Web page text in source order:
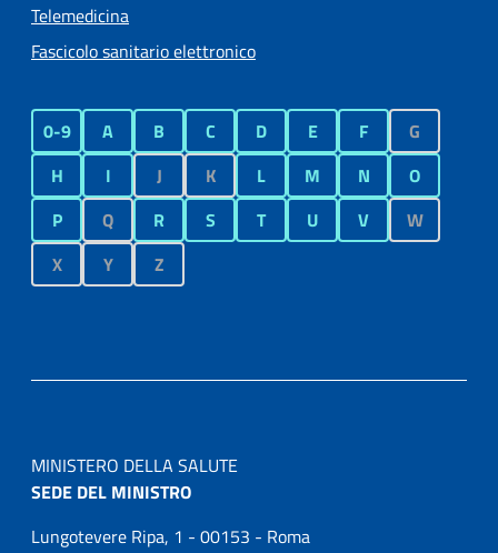
Telemedicina
Fascicolo sanitario elettronico
0-9 A B C D E F
G
H
I J K L M N
O
P
Q R S T U V
W
X
Y Z
MINISTERO DELLA SALUTE
SEDE DEL MINISTRO
Lungotevere Ripa, 1 - 00153 - Roma